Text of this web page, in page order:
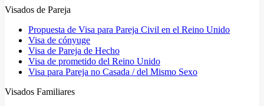
Visados de Pareja
Propuesta de Visa para Pareja Civil en el Reino Unido
Visa de cónyuge
Visa de Pareja de Hecho
Visa de prometido del Reino Unido
Visa para Pareja no Casada / del Mismo Sexo
Visados Familiares